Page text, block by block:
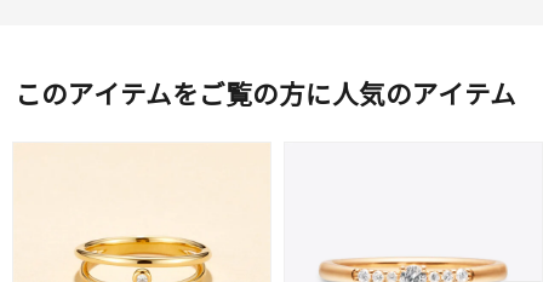
このアイテムをご覧の方に人気のアイテム